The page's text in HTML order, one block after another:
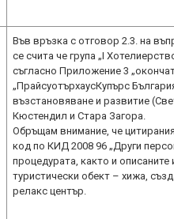
Във връзка с отговор 2.3. на
се счита че група „І
съгласно Приложение 3
„ПрайсуотърхаусКупърс
възстановяване и развитие
Кюстендил и Стара Загора.
Обръщам внимание, че
код по КИД 2008 96 „Други
процедурата, както и
туристически обект – хижа,
релакс център.